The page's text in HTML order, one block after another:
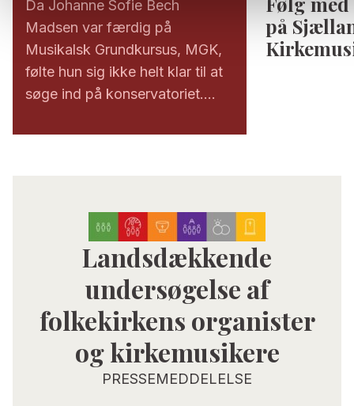
Da Johanne Sofie Bech
Madsen var færdig på
Musikalsk Grundkursus, MGK,
følte hun sig ikke helt klar til at
søge ind på konservatoriet.
kirkemusikskolen og med et
på
Landsdækkende
undersøgelse af
folkekirkens organister
og kirkemusikere
PRESSEMEDDELELSE